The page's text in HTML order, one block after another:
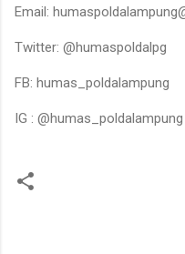
Email:
Twitter: @humaspoldalpg
FB: humas_poldalampung
IG : @humas_poldalampung